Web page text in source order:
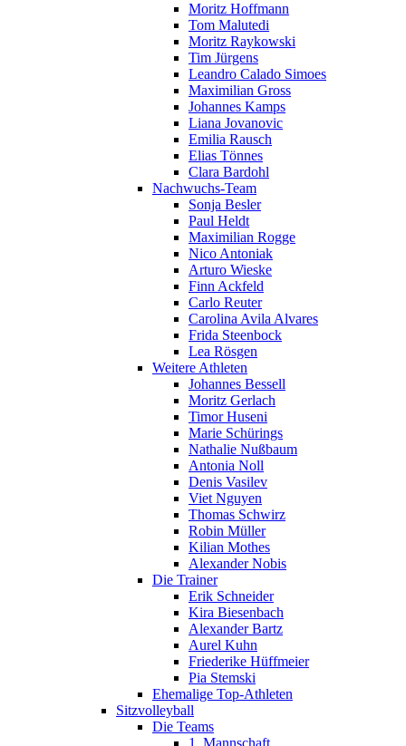
Moritz Hoffmann
Tom Malutedi
Moritz Raykowski
Tim Jürgens
Leandro Calado Simoes
Maximilian Gross
Johannes Kamps
Liana Jovanovic
Emilia Rausch
Elias Tönnes
Clara Bardohl
Nachwuchs-Team
Sonja Besler
Paul Heldt
Maximilian Rogge
Nico Antoniak
Arturo Wieske
Finn Ackfeld
Carlo Reuter
Carolina Avila Alvares
Frida Steenbock
Lea Rösgen
Weitere Athleten
Johannes Bessell
Moritz Gerlach
Timor Huseni
Marie Schürings
Nathalie Nußbaum
Antonia Noll
Denis Vasilev
Viet Nguyen
Thomas Schwirz
Robin Müller
Kilian Mothes
Alexander Nobis
Die Trainer
Erik Schneider
Kira Biesenbach
Alexander Bartz
Aurel Kuhn
Friederike Hüffmeier
Pia Stemski
Ehemalige Top-Athleten
Sitzvolleyball
Die Teams
1. Mannschaft